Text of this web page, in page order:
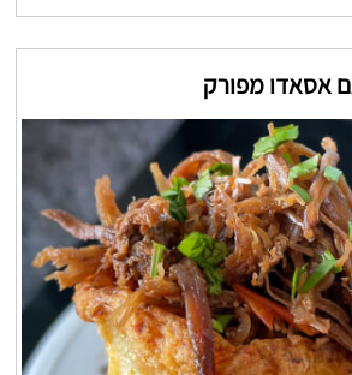
אסאדו מפורק